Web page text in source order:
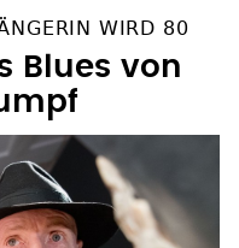
Blues von